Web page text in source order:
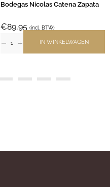
Bodegas Nicolas Catena Zapata
€89,95 (incl. BTW)
IN WINKELWAGEN